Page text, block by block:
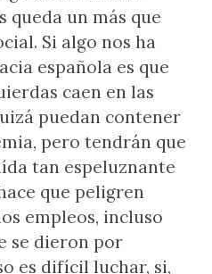
queda un más que
Si algo nos ha
española es que
caen en las
puedan contener
pero tendrán que
tan espeluznante
que peligren
empleos, incluso
se dieron por
es difícil luchar, si,